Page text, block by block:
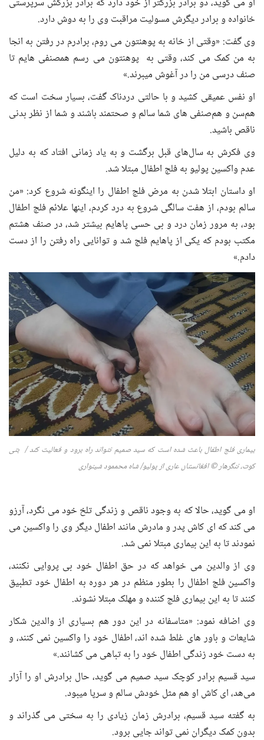
خانواده و برادر دیگرش مسولیت مراقبت وی را به دوش دارد.
وی گفت: «وقتی از خانه به پوهنتون می روم، برادرم در رفتن به انجا
به من کمک می کند، وقتی به پوهنتون می رسم همصنفی هایم تا
صنف درسی من را در آغوش میبرند.»
او نفس عمیقی کشید و با حالتی دردناک گفت، بسیار سخت است که
هم‌سن و هم‌صنفی های شما سالم و صحتمند باشند و شما از نظر بدنی
ناقص باشید.
وی فکرش به سال‌های قبل برگشت و به یاد زمانی افتاد که به دلیل
عدم واکسین پولیو به فلج اطفال مبتلا شد.
او داستان ابتلا شدن به مرض فلج اطفال را اینگونه شروع کرد: «من
سالم بودم، از هفت سالگی شروع به درد کردم، اینها علائم فلج اطفال
بود، به مرور زمان درد و بی حسی پاهایم بیشتر شد، در صنف هشتم
مکتب بودم که یکی از پاهایم فلج شد و توانایی راه رفتن را از دست
دادم.»
بیماری فلج اطفال باعث شده است که سید صمیم نتواند راه برود و فعالیت کند / بتی
کوت، ننگرهار©افغانستان عاری از پولیو/ شاه محممود شینواری
او می گوید، حالا که به وجود ناقص و زندگی تلخ خود می نگرد، آرزو
می کند که ای کاش پدر و مادرش مانند اطفال دیگر وی را واکسین می
نمودند تا به این بیماری مبتلا نمی شد.
وی از والدین می خواهد که در حق اطفال خود بی پروایی نکنند،
واکسین فلج اطفال را بطور منظم در هر دوره به اطفال خود تطبیق
کنند تا به این بیماری فلج کننده و مهلک مبتلا نشوند.
وی اضافه نمود: «متاسفانه در این دور هم بسیاری از والدین شکار
شایعات و باور های غلط شده اند، اطفال خود را واکسین نمی کنند، و
به دست خود زندگی اطفال خود را به تباهی می کشانند.»
سید قسیم برادر کوچک سید صمیم می گوید، حال برادرش او را آزار
می‌هد، ای کاش او هم مثل خودش سالم و سرپا میبود.
به گفته سید قسیم، برادرش زمان زیادی را به سختی می گذراند و
بدون کمک دیگران نمی تواند جایی برود.